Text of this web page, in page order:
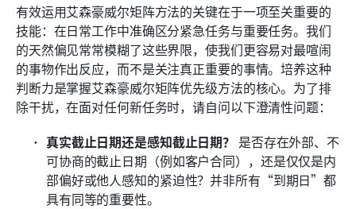
有效运用艾森豪威尔矩阵方法的关键在于一项至关重要的
技能：在日常工作中准确区分紧急任务与重要任务。我们
的天然偏见常常模糊了这些界限，使我们更容易对最喧闹
的事物作出反应，而不是关注真正重要的事情。培养这种
判断力是掌握艾森豪威尔矩阵优先级方法的核心。为了排
除干扰，在面对任何新任务时，请自问以下澄清性问题：
真实截止日期还是感知截止日期？ 是否存在外部、不
可协商的截止日期（例如客户合同），还是仅仅是内
部偏好或他人感知的紧迫性？并非所有“到期日”都
具有同等的重要性。